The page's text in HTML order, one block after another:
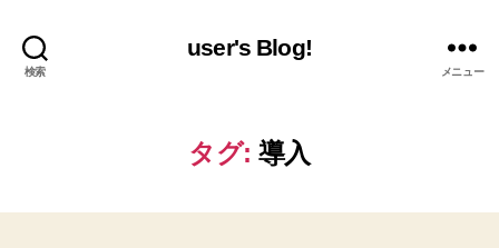
検索
user's Blog!
メニュー
タグ: 導入